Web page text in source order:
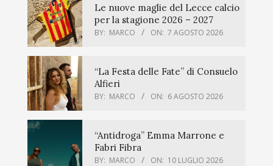
Le nuove maglie del Lecce calcio
per la stagione 2026 – 2027
BY: MARCO ON: 7 AGOSTO 2026
“La Festa delle Fate” di Consuelo
Alfieri
BY: MARCO ON: 6 AGOSTO 2026
“Antidroga” Emma Marrone e
Fabri Fibra
BY: MARCO ON: 10 LUGLIO 2026